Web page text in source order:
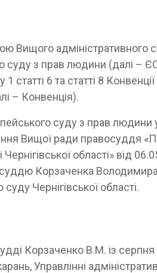
Вищого адміністративного
з прав людини (далі –
статті 6 та статті 8
– Конвенція).
суду з прав людини
Вищої ради правосуддя
області» від
Корзаченка
Чернігівської області.
Корзаченко В.М. із
Управлінні